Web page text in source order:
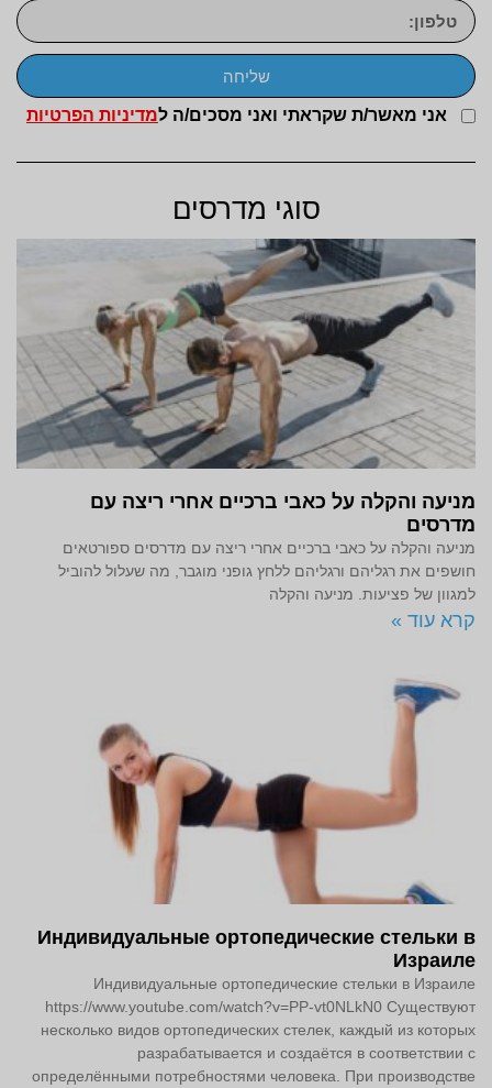
אני מאשר/ת שקראתי ואני מסכים/ה למדיניות הפרטיות
שליחה
סוגי מדרסים
מניעה והקלה על כאבי ברכיים אחרי ריצה עם
מדרסים
מניעה והקלה על כאבי ברכיים אחרי ריצה עם מדרסים ספורטאים
חושפים את רגליהם ורגליהם ללחץ גופני מוגבר, מה שעלול להוביל
למגוון של פציעות. מניעה והקלה
קרא עוד »
Индивидуальные ортопедические стельки в
Израиле
Индивидуальные ортопедические стельки в Израиле
https://www.youtube.com/watch?v=PP-vt0NLkN0 Существуют
несколько видов ортопедических стелек, каждый из которых
разрабатывается и создаётся в соответствии с
определёнными потребностями человека. При производстве